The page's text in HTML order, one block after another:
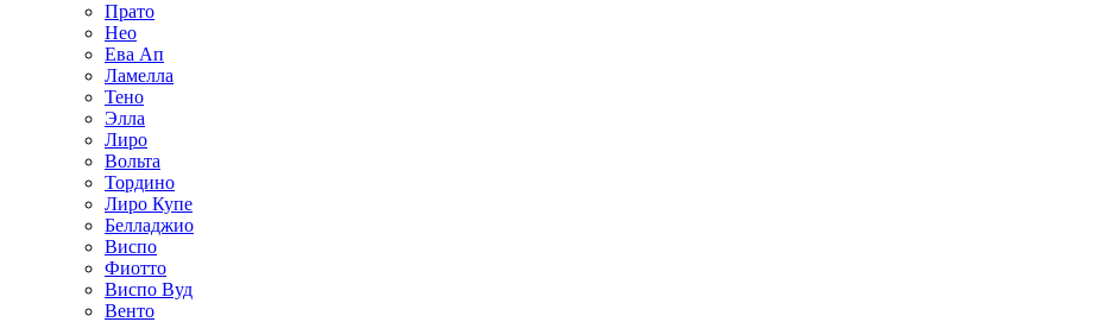
Прато
Нео
Ева Ап
Ламелла
Тено
Элла
Лиро
Вольта
Тордино
Лиро Купе
Белладжио
Виспо
Фиотто
Виспо Вуд
Венто